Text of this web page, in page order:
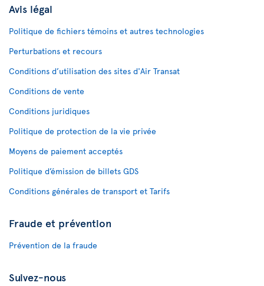
Avis légal
Politique de fichiers témoins et autres technologies
Perturbations et recours
Conditions d’utilisation des sites d'Air Transat
Conditions de vente
Conditions juridiques
Politique de protection de la vie privée
Moyens de paiement acceptés
Politique d’émission de billets GDS
Conditions générales de transport et Tarifs
Fraude et prévention
Prévention de la fraude
Suivez-nous